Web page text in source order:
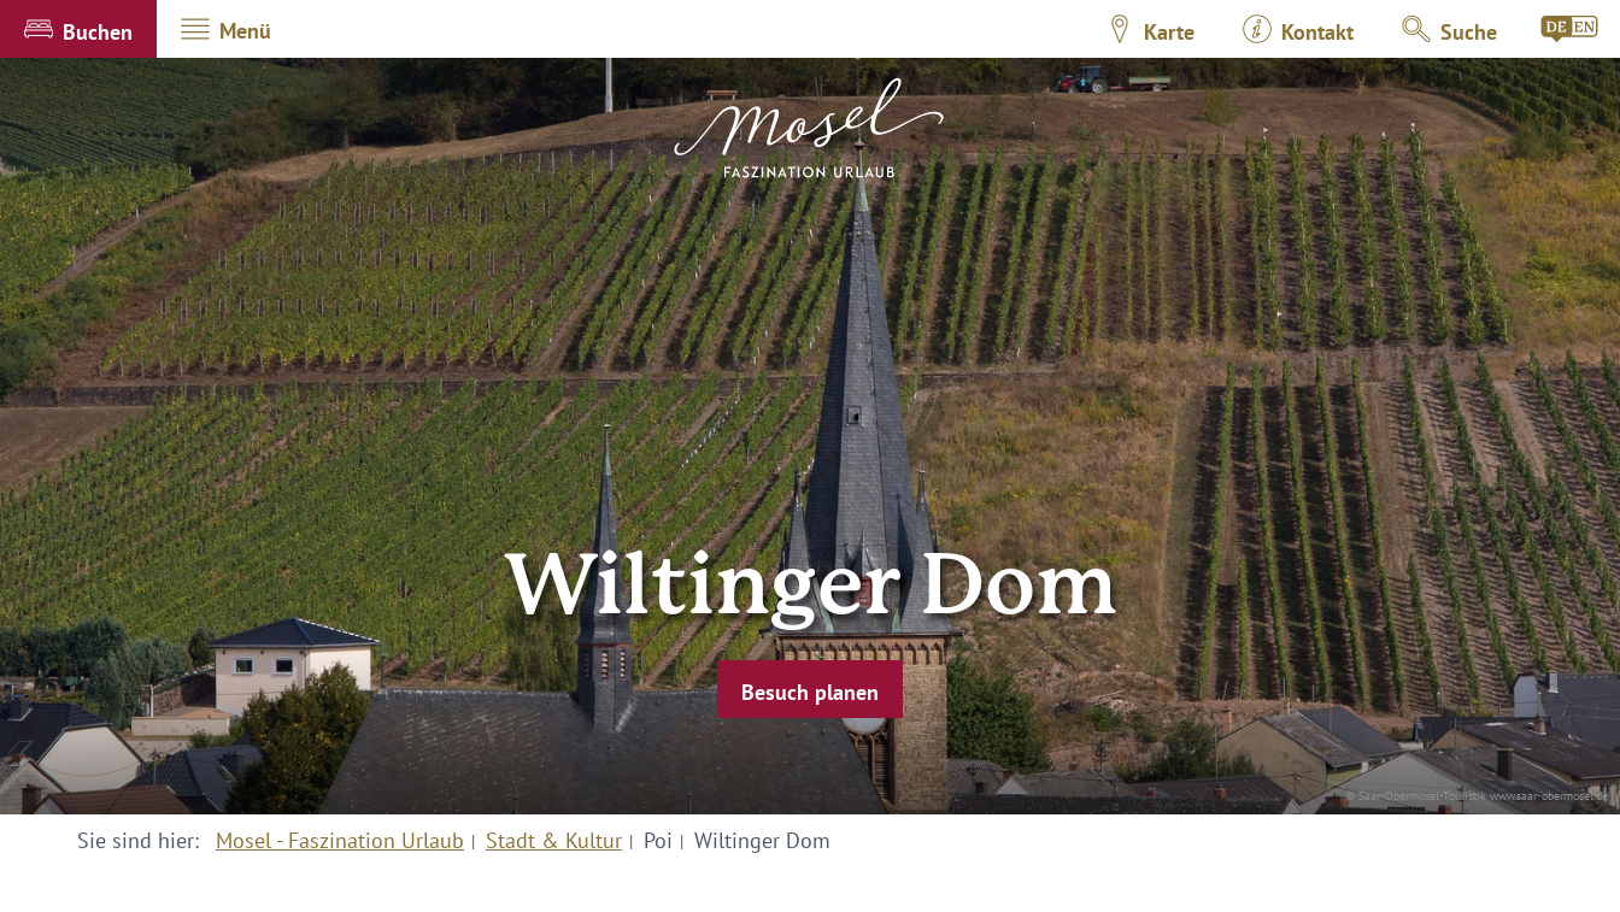
Buchen Menü Karte Kontakt Suche
© Saar-Obermosel-Touristik www.saar-obermosel.de
Wiltinger Dom
Besuch planen
Sie sind hier: Mosel - Faszination Urlaub Stadt & Kultur Poi Wiltinger Dom